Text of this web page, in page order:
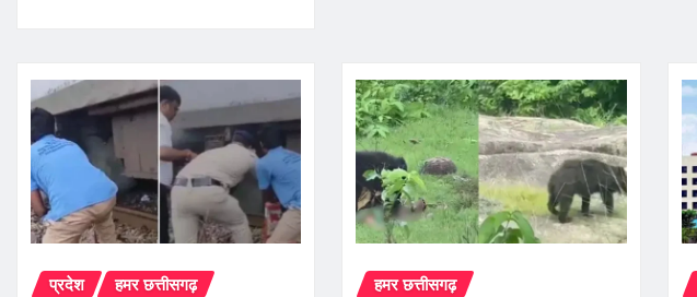
प्रदेश हमर छत्तीसगढ़ हमर छत्तीसगढ़